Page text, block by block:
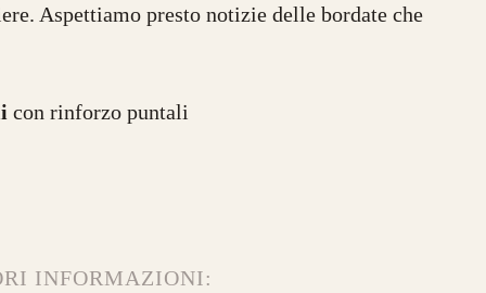
Aspettiamo presto notizie delle bordate che
con rinforzo puntali
INFORMAZIONI: